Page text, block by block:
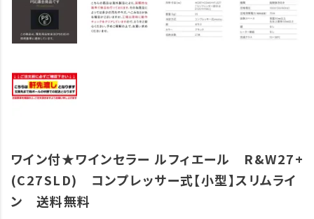
ワイン付★ワインセラー ルフィエール R&W27+
(C27SLD) コンプレッサー式【小型】スリムライ
ン 送料無料